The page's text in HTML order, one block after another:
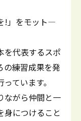
!」をモット―
を代表するスポ
の練習成果を発
ています。
ながら仲間と一
身につけること